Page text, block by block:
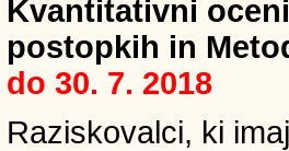
Kvantitativni
postopkih in
do 30. 7. 2018
Raziskovalci, ki